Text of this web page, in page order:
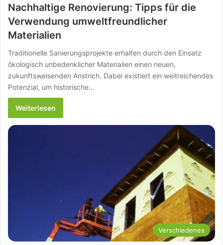
Nachhaltige Renovierung: Tipps für die
Verwendung umweltfreundlicher
Materialien
Traditionelle Sanierungsprojekte erhalten durch den Einsatz
ökologisch unbedenklicher Materialien einen neuen,
zukunftsweisenden Anstrich. Dabei existiert ein weitreichendes
Potenzial, um historische…
Weiterlesen
Verschiedenes